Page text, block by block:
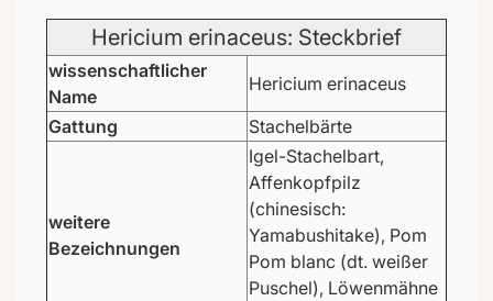
Hericium erinaceus: Steckbrief
wissenschaftlicher
Name
Hericium erinaceus
Gattung
Stachelbärte
weitere
Bezeichnungen
Igel-Stachelbart,
Affenkopfpilz
(chinesisch:
Yamabushitake), Pom
Pom blanc (dt. weißer
Puschel), Löwenmähne